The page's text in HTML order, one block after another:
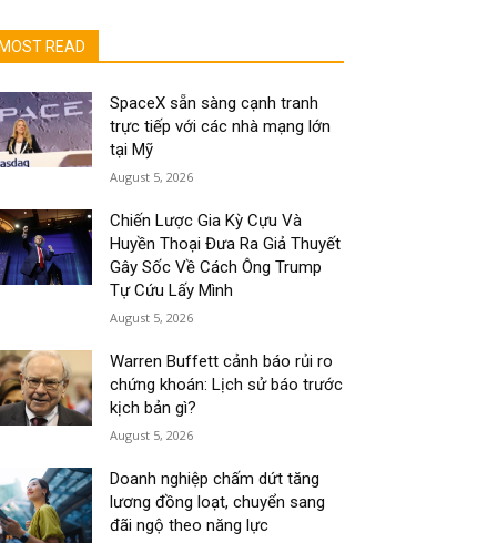
MOST READ
SpaceX sẵn sàng cạnh tranh
trực tiếp với các nhà mạng lớn
tại Mỹ
August 5, 2026
Chiến Lược Gia Kỳ Cựu Và
Huyền Thoại Đưa Ra Giả Thuyết
Gây Sốc Về Cách Ông Trump
Tự Cứu Lấy Mình
August 5, 2026
Warren Buffett cảnh báo rủi ro
chứng khoán: Lịch sử báo trước
kịch bản gì?
August 5, 2026
Doanh nghiệp chấm dứt tăng
lương đồng loạt, chuyển sang
đãi ngộ theo năng lực